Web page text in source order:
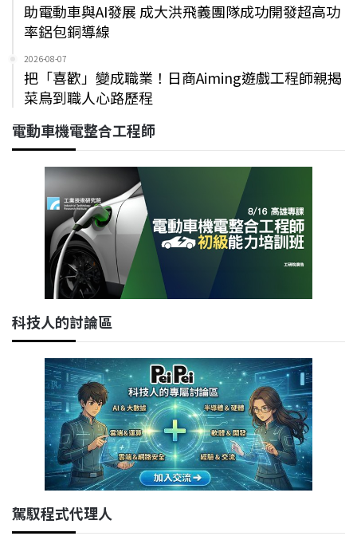
助電動車與AI發展 成大洪飛義團隊成功開發超高功
率鋁包銅導線
2026-08-07
把「喜歡」變成職業！日商Aiming遊戲工程師親揭
菜鳥到職人心路歷程
電動車機電整合工程師
科技人的討論區
駕馭程式代理人